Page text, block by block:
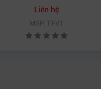
kênh đơn
Liên hệ
MSP: TT-V1